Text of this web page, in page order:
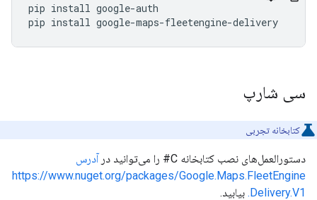
pip install google-auth
pip install
سی شارپ
کتابخانه تجربی
دستورالعمل‌های نصب کتابخانه C# را می‌توانید در
آدرس
https://www.nuget.org/packages/Google.Maps.FleetEngine
.Delivery.V1 بیابید.